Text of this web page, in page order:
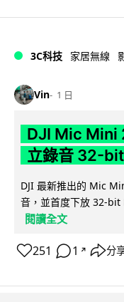
3C科技 家居無線
Vin 1 日
DJI Mic Mini
立錄音 32-
DJI 最新推出的 Mic
音，並首度下放 32-bit
閱讀全文
251 1 ↗ 分